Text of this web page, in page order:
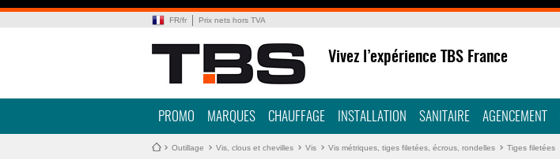
FR/fr Prix nets hors TVA
Vivez l’expérience TBS France
PROMO MARQUES CHAUFFAGE INSTALLATION SANITAIRE AGENCEMENT
Outillage Vis, clous et chevilles Vis Vis métriques, tiges filetées, écrous, rondelles Tiges filetées